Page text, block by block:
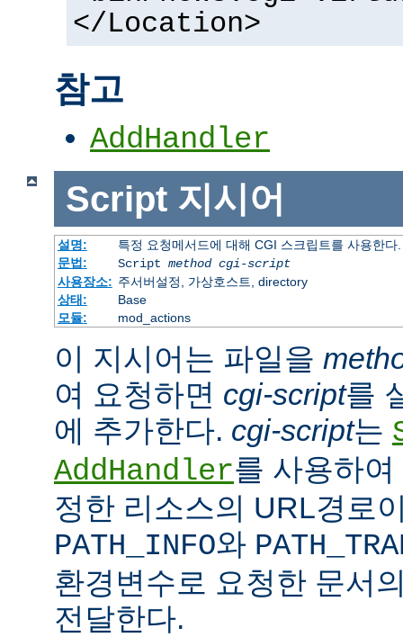
</Location>
참고
AddHandler
Script 지시어
설명:
특정 요청메서드에 대해 CGI 스크립트를 사용한다.
문법:
Script method cgi-script
사용장소: 주서버설정, 가상호스트, directory
상태:
Base
모듈:
mod_actions
이 지시어는 파일을
여 요청하면 cgi-script를
에 추가한다. cgi-script는
AddHandler를 사용하
정한 리소스의 URL경로
PATH_INFO와
환경변수로 요청한 문서
전달한다.